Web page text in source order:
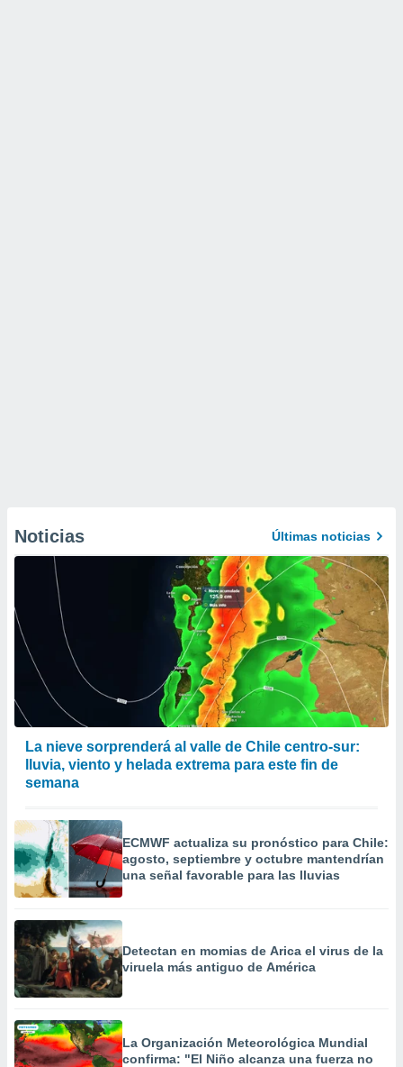
Noticias Últimas noticias
La nieve sorprenderá al valle de Chile centro-sur:
lluvia, viento y helada extrema para este fin de
semana
ECMWF actualiza su pronóstico para Chile:
agosto, septiembre y octubre mantendrían
una señal favorable para las lluvias
Detectan en momias de Arica el virus de la
viruela más antiguo de América
La Organización Meteorológica Mundial
confirma: "El Niño alcanza una fuerza no